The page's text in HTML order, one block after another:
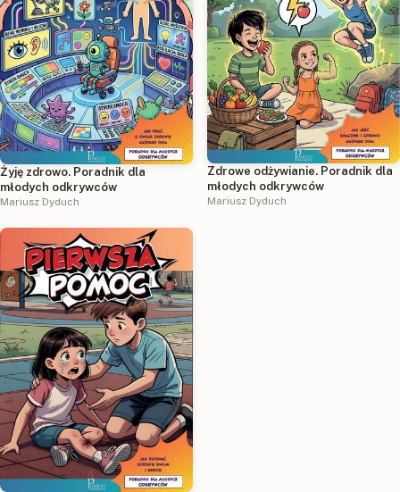
Żyję zdrowo. Poradnik dla
młodych odkrywców
Mariusz Dyduch
Zdrowe odżywianie. Poradnik dla
młodych odkrywców
Mariusz Dyduch